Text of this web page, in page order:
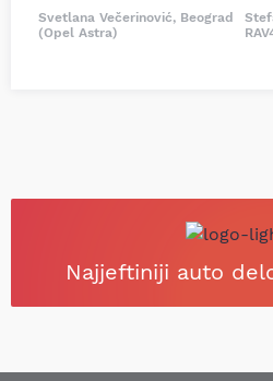
Svetlana Večerinović, Beograd
(Opel Astra)
Najjeftiniji auto